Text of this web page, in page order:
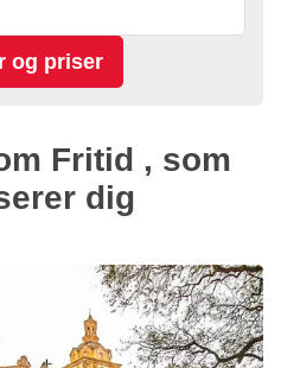
Fritid , som
dig